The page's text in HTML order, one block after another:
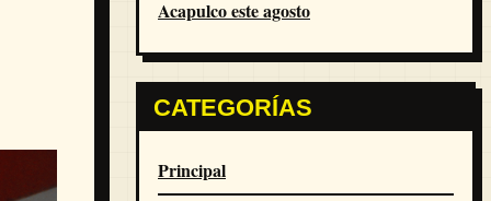
Acapulco este agosto
CATEGORÍAS
Principal